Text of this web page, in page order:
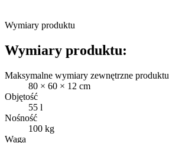
Wymiary produktu
Wymiary produktu:
Maksymalne wymiary zewnętrzne produktu
80 × 60 × 12 cm
Objętość
55 l
Nośność
100 kg
Waga